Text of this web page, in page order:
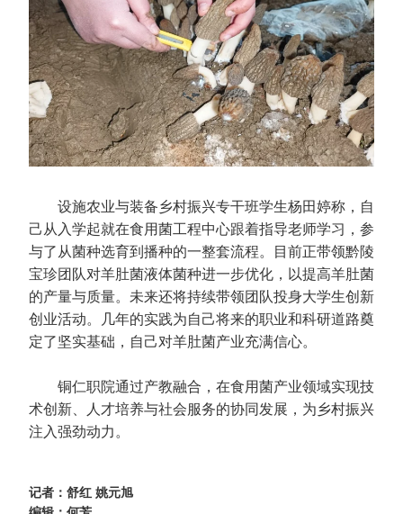
设施农业与装备乡村振兴专干班学生杨田婷称，自
己从入学起就在食用菌工程中心跟着指导老师学习，参
与了从菌种选育到播种的一整套流程。目前正带领黔陵
宝珍团队对羊肚菌液体菌种进一步优化，以提高羊肚菌
的产量与质量。未来还将持续带领团队投身大学生创新
创业活动。几年的实践为自己将来的职业和科研道路奠
定了坚实基础，自己对羊肚菌产业充满信心。
铜仁职院通过产教融合，在食用菌产业领域实现技
术创新、人才培养与社会服务的协同发展，为乡村振兴
注入强劲动力。
记者：舒红 姚元旭